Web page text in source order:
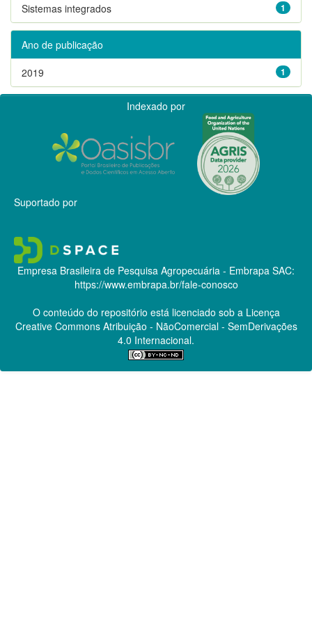
1
Sistemas integrados
Ano de publicação
1
2019
Indexado por
Suportado por
Empresa Brasileira de Pesquisa Agropecuária - Embrapa SAC:
https://www.embrapa.br/fale-conosco
O conteúdo do repositório está licenciado sob a Licença
Creative CommonsAtribuição - NãoComercial - SemDerivações
4.0 Internacional.